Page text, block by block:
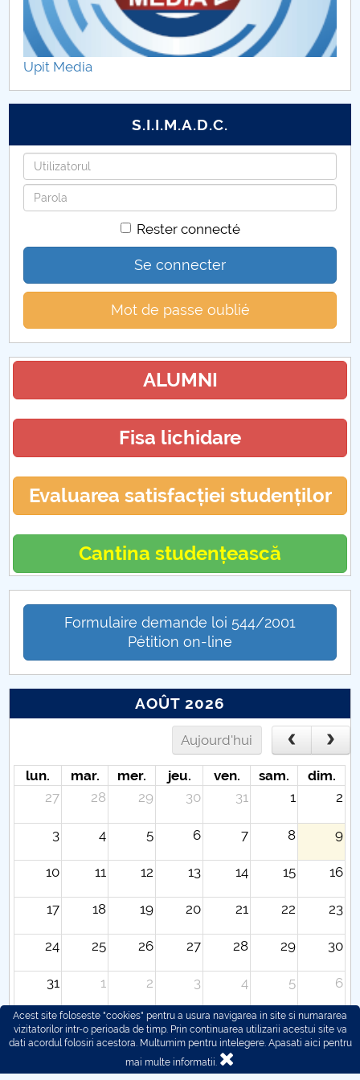
Admitere 2023 Scoala Doctorala
Admitere 2024 Scoala Doctorala
Upit Media
S.I.I.M.A.D.C.
Identifiant
Mot
de
Rester connecté
Se connecter
Mot de passe oublié
ALUMNI
Fisa lichidare
Evaluarea satisfacției studenților
Cantina studențească
Formulaire demande loi 544/2001
Pétition on-line
AOÛT 2026
Aujourd'hui
lun. mar. mer. jeu. ven. sam.
dim.
27
28 29 30 31 1 2
3 4 5 6 7 8 9
10 11 12 13 14 15 16
17 18 19 20 21 22 23
24 25 26 27 28 29 30
31 1 2 3 4 5 6
Acest site foloseste "cookies" pentru a usura navigarea in site si numararea
vizitatorilor intr-o perioada de timp. Prin continuarea utilizarii acestui site va
dati acordul folosiri acestora. Multumim pentru intelegere. Apasati aici pentru
mai multe informatii.